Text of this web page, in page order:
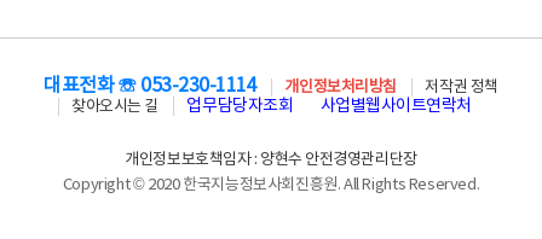
대표전화 ☏ 053-230-1114 개인정보처리방침
저작권 정책
찾아오시는 길
업무담당자조회 사업별웹사이트연락처
개인정보보호책임자 : 양현수 안전경영관리단장
Copyright © 2020 한국지능정보사회진흥원. All Rights Reserved.